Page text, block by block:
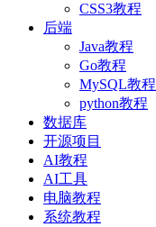
CSS3教程
后端
Java教程
Go教程
MySQL教程
python教程
数据库
开源项目
AI教程
AI工具
电脑教程
系统教程